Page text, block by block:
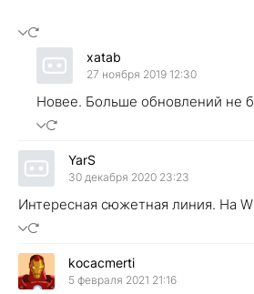
xatab
27 ноября 2019 12:30
Новее. Больше обновлений не
YarS
30 декабря 2020 23:23
Интересная сюжетная линия. На
kocacmerti
5 февраля 2021 21:16